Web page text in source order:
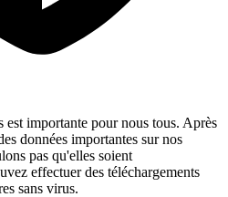
est importante pour nous tous. Après
données importantes sur nos
pas qu'elles soient
effectuer des téléchargements
sans virus.